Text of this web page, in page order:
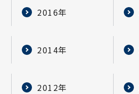
2016年
2014年
2012年